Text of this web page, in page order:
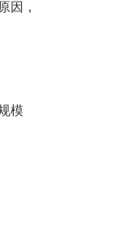
因，
模